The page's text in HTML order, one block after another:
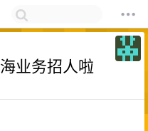
业务招人啦